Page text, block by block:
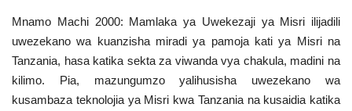
Mnamo Machi 2000: Mamlaka ya Uwekezaji ya Misri ilijadili
uwezekano wa kuanzisha miradi ya pamoja kati ya Misri na
Tanzania, hasa katika sekta za viwanda vya chakula, madini na
kilimo. Pia, mazungumzo yalihusisha uwezekano wa
kusambaza teknolojia ya Misri kwa Tanzania na kusaidia katika